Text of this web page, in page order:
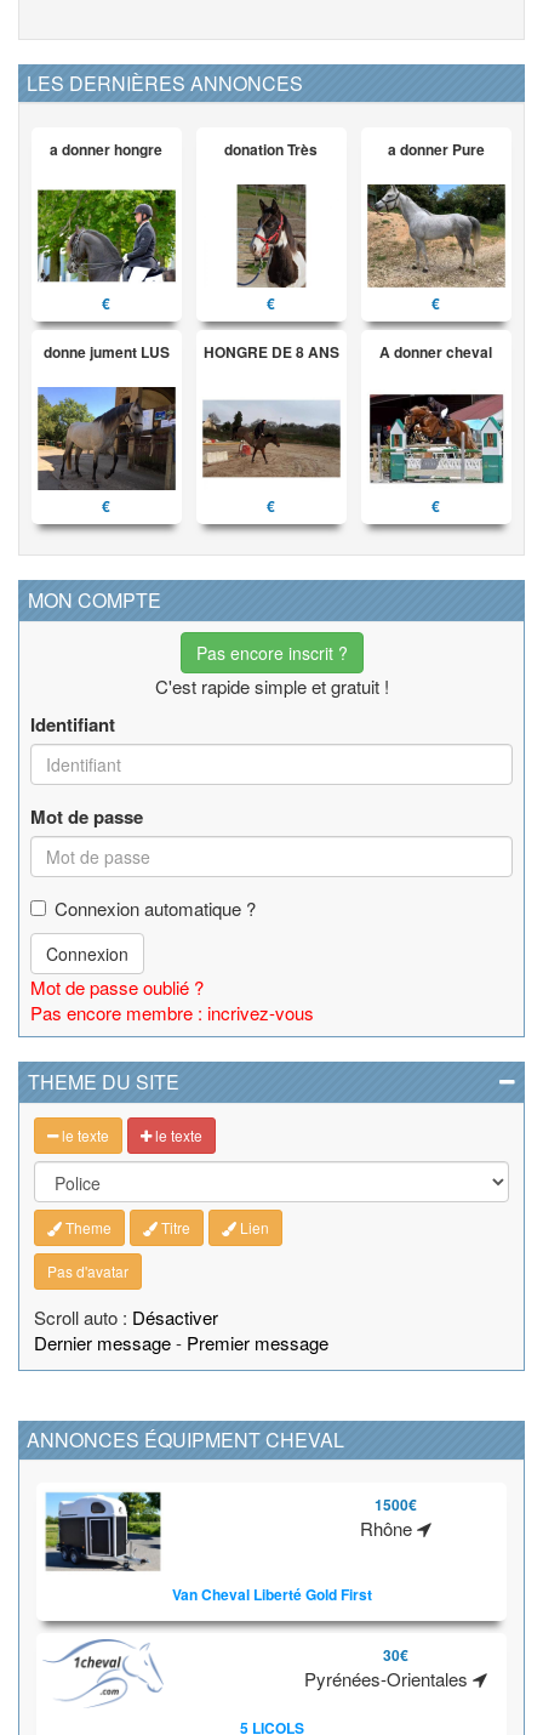
LES DERNIÈRES ANNONCES
a donner hongre
€
donation Très
€
a donner Pure
€
donne jument LUS
€
HONGRE DE 8 ANS
€
A donner cheval
€
MON COMPTE
Pas encore inscrit ?
C'est rapide simple et gratuit !
Identifiant
Mot de passe
Connexion automatique ?
Connexion
Mot de passe oublié ?
Pas encore membre : incrivez-vous
THEME DU SITE
le texte le texte
Theme Titre Lien
Pas d'avatar
Scroll auto : Désactiver
Dernier message- Premier message
ANNONCES ÉQUIPMENT CHEVAL
1500€
Rhône
Van Cheval Liberté Gold First
30€
Pyrénées-Orientales
5 LICOLS